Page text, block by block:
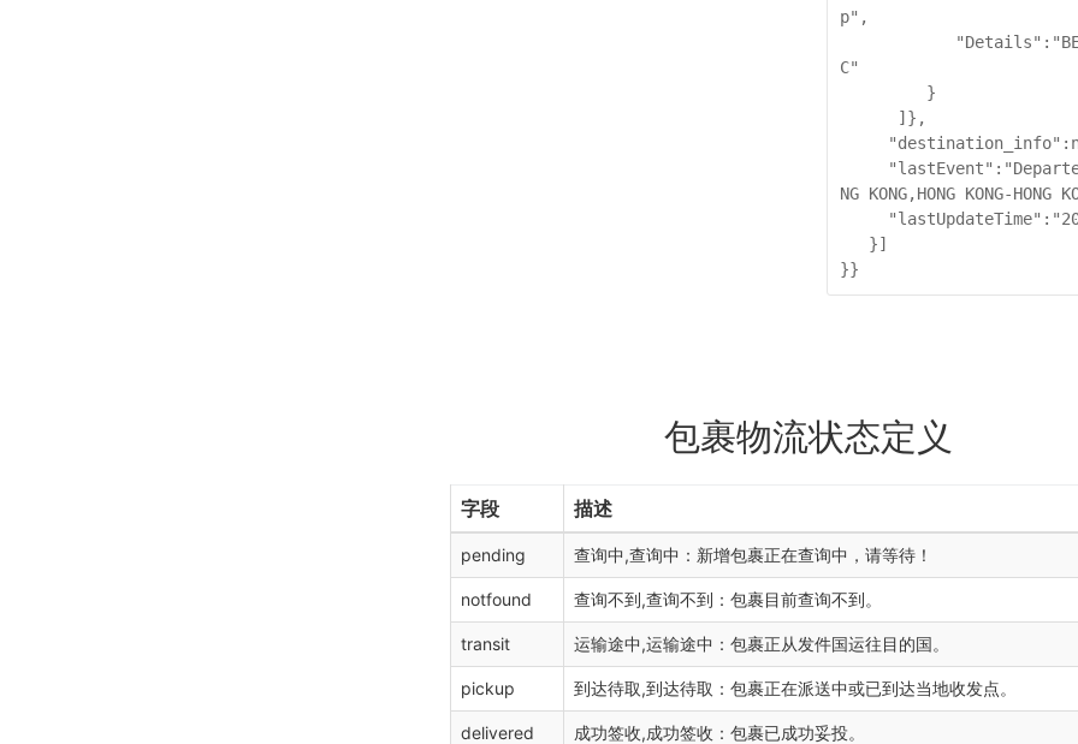
p",
C"
NG KONG,HONG KONG-
}}
包裹物流状态定义
字段 描述
pending 查询中,查询中：新增包裹正在查询中，请等待！
notfound 查询不到,查询不到：包裹目前查询不到。
transit 运输途中,运输途中：包裹正从发件国运往目的国。
pickup 到达待取,到达待取：包裹正在派送中或已到达当地收发点。
delivered 成功签收,成功签收：包裹已成功妥投。